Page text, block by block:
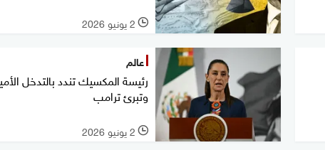
l 2 يونيو 2026
عالم
رئيسة المكسيك تندد بالتدخل
وتبرئ ترامب
l 2 يونيو 2026